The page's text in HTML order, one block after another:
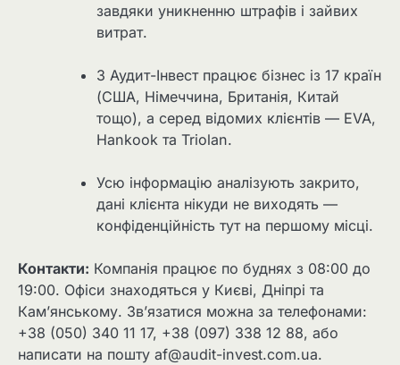
завдяки уникненню штрафів і зайвих
витрат.
З Аудит-Інвест працює бізнес із 17 країн
(США, Німеччина, Британія, Китай
тощо), а серед відомих клієнтів — EVA,
Hankook та Triolan.
Усю інформацію аналізують закрито,
дані клієнта нікуди не виходять —
конфіденційність тут на першому місці.
Контакти: Компанія працює по буднях з 08:00 до
19:00. Офіси знаходяться у Києві, Дніпрі та
Кам’янському. Зв’язатися можна за телефонами:
+38 (050) 340 11 17, +38 (097) 338 12 88, або
написати на пошту af@audit-invest.com.ua.